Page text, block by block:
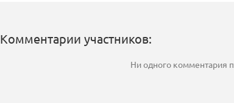
Комментарии участников:
Ни одного комментария